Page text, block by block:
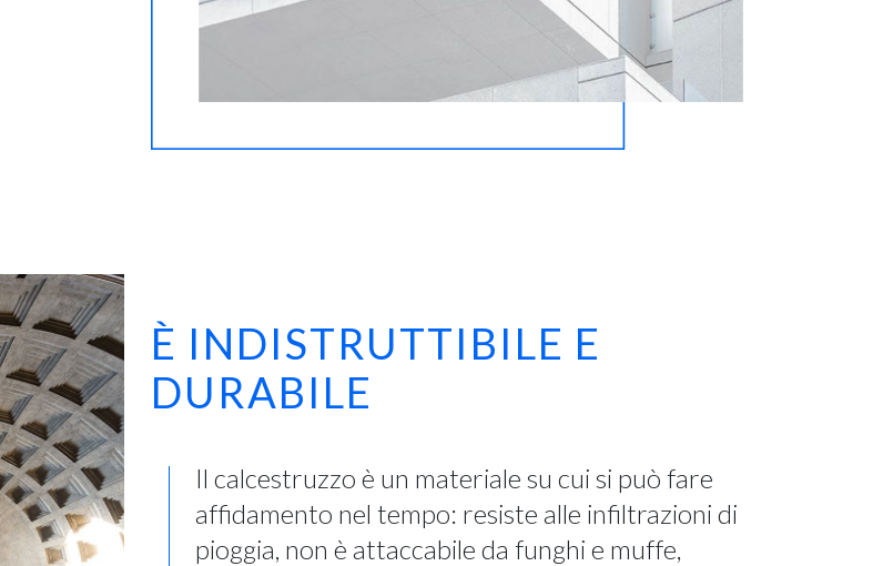
È INDISTRUTTIBILE E
DURABILE
Il calcestruzzo è un materiale su cui si può fare
affidamento nel tempo: resiste alle infiltrazioni di
pioggia, non è attaccabile da funghi e muffe,